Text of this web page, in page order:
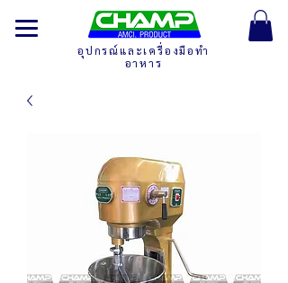
อุปกรณ์และเครื่องมือทำ
อาหาร